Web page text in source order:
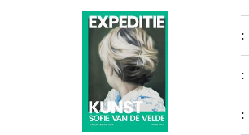
:
:
: